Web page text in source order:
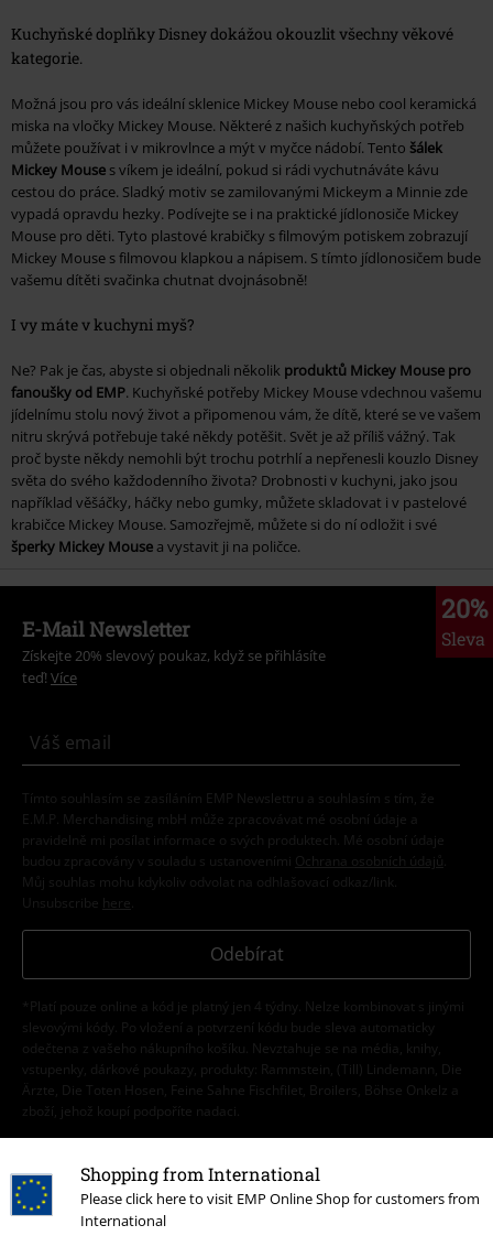
Shopping from International
Please click here to visit EMP Online Shop for customers from
International
Kuchyňské doplňky Disney dokážou okouzlit všechny věkové
kategorie.
Možná jsou pro vás ideální sklenice Mickey Mouse nebo cool keramická
miska na vločky Mickey Mouse. Některé z našich kuchyňských potřeb
můžete používat i v mikrovlnce a mýt v myčce nádobí. Tento šálek
Mickey Mouse s víkem je ideální, pokud si rádi vychutnáváte kávu
cestou do práce. Sladký motiv se zamilovanými Mickeym a Minnie zde
vypadá opravdu hezky. Podívejte se i na praktické jídlonosiče Mickey
Mouse pro děti. Tyto plastové krabičky s filmovým potiskem zobrazují
Mickey Mouse s filmovou klapkou a nápisem. S tímto jídlonosičem bude
vašemu dítěti svačinka chutnat dvojnásobně!
I vy máte v kuchyni myš?
Ne? Pak je čas, abyste si objednali několik produktů Mickey Mouse pro
fanoušky od EMP. Kuchyňské potřeby Mickey Mouse vdechnou vašemu
jídelnímu stolu nový život a připomenou vám, že dítě, které se ve vašem
nitru skrývá potřebuje také někdy potěšit. Svět je až příliš vážný. Tak
proč byste někdy nemohli být trochu potrhlí a nepřenesli kouzlo Disney
světa do svého každodenního života? Drobnosti v kuchyni, jako jsou
například věšáčky, háčky nebo gumky, můžete skladovat i v pastelové
krabičce Mickey Mouse. Samozřejmě, můžete si do ní odložit i své
šperky Mickey Mouse a vystavit ji na poličce.
20%
Sleva
E-Mail Newsletter
Získejte 20% slevový poukaz, když se přihlásíte
teď! Více
Tímto souhlasím se zasíláním EMP Newslettru a souhlasím s tím, že
E.M.P. Merchandising mbH může zpracovávat mé osobní údaje a
pravidelně mi posílat informace o svých produktech. Mé osobní údaje
budou zpracovány v souladu s ustanoveními
Ochrana osobních údajů
Můj souhlas mohu kdykoliv odvolat na odhlašovací odkaz/link.
Unsubscribe here
Odebírat
*Platí pouze online a kód je platný jen 4 týdny. Nelze kombinovat s jinými
slevovými kódy. Po vložení a potvrzení kódu bude sleva automaticky
odečtena z vašeho nákupního košíku. Nevztahuje se na média, knihy,
vstupenky, dárkové poukazy, produkty: Rammstein, (Till) Lindemann, Die
Ärzte, Die Toten Hosen, Feine Sahne Fischfilet, Broilers, Böhse Onkelz a
zboží, jehož koupí podpoříte nadaci.